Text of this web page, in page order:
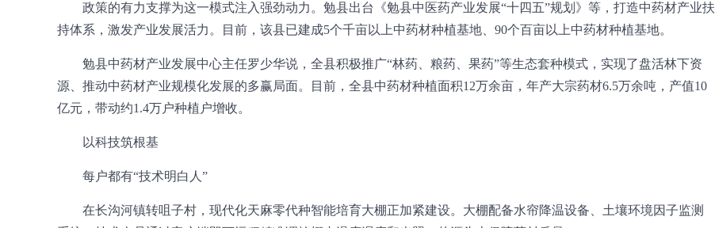
政策的有力支撑为这一模式注入强劲动力。勉县出台《勉县中医药产业发展“十四五”规划》等，打造中药材产业扶
持体系，激发产业发展活力。目前，该县已建成5个千亩以上中药材种植基地、90个百亩以上中药材种植基地。
勉县中药材产业发展中心主任罗少华说，全县积极推广“林药、粮药、果药”等生态套种模式，实现了盘活林下资
源、推动中药材产业规模化发展的多赢局面。目前，全县中药材种植面积12万余亩，年产大宗药材6.5万余吨，产值10
亿元，带动约1.4万户种植户增收。
以科技筑根基
每户都有“技术明白人”
在长沟河镇转咀子村，现代化天麻零代种智能培育大棚正加紧建设。大棚配备水帘降温设备、土壤环境因子监测